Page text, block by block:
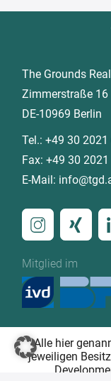
The Grounds
Zimmerstraße 16
DE-10969 Berlin
Tel.:+49 30
Fax:+49 30
E-Mail:
Mitglied im
Alle hier
jeweiligen